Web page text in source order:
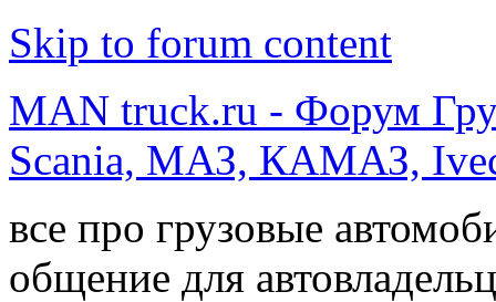
Skip to forum content
MAN truck.ru - Форум
Scania, МАЗ, КАМАЗ,
все про грузовые
общение для